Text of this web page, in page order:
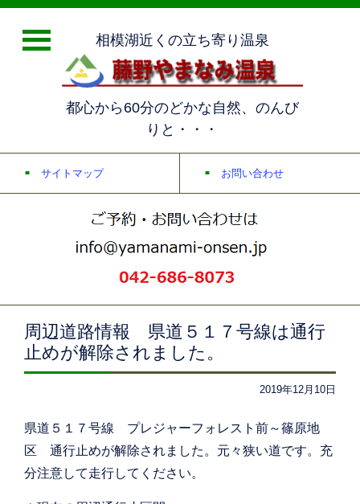
相模湖近くの立ち寄り温泉
都心から60分のどかな自然、のんび
りと・・・
サイトマップ お問い合わせ
周辺道路情報 県道５１７号線は通行
止めが解除されました。
2019年12月10日
県道５１７号線 プレジャーフォレスト前～篠原地
区 通行止めが解除されました。元々狭い道です。充
分注意して走行してください。